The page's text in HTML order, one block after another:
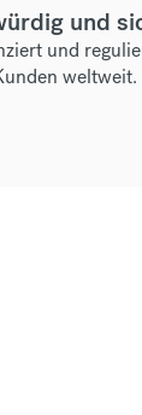
und
und
weltweit.